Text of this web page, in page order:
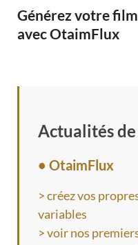
Générez votre
avec OtaimFlux
Actualités
• OtaimFlux
> créez vos
variables
> voir nos